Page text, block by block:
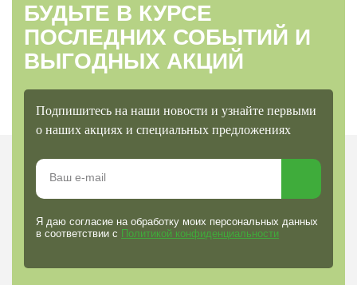
БУДЬТЕ В КУРСЕ
ПОСЛЕДНИХ СОБЫТИЙ И
ВЫГОДНЫХ АКЦИЙ
Подпишитесь на наши новости и узнайте первыми
о наших акциях и специальных предложениях
Я даю согласие на обработку моих персональных данных
в соответствии с Политикой конфиденциальности